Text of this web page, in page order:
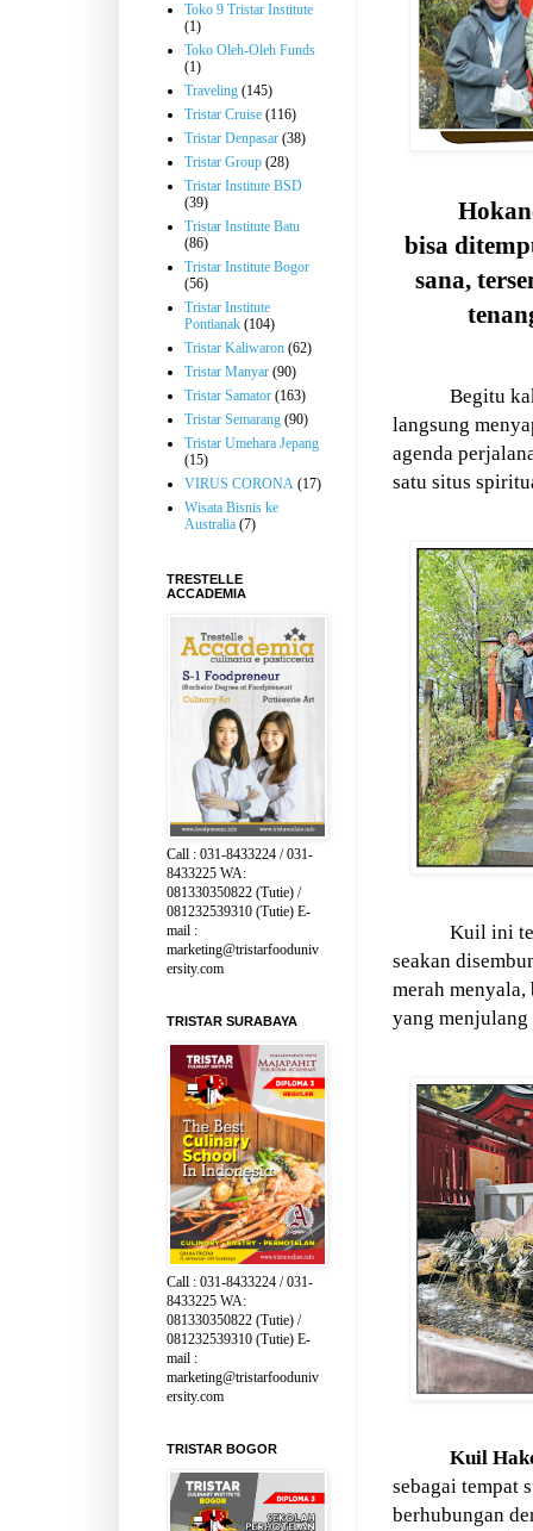
bisa
sana,
Begitu
langsung
agenda
satu situs
Kuil ini
seakan
merah
yang
Kuil
sebagai tempat
berhubungan
Toko 9 Tristar Institute
(1)
Toko Oleh-Oleh Funds
(1)
Traveling (145)
Tristar Cruise (116)
Tristar Denpasar (38)
Tristar Group (28)
Tristar Institute BSD
(39)
Tristar Institute Batu
(86)
Tristar Institute Bogor
(56)
Tristar Institute
Pontianak (104)
Tristar Kaliwaron (62)
Tristar Manyar (90)
Tristar Samator (163)
Tristar Semarang (90)
Tristar Umehara Jepang
(15)
VIRUS CORONA (17)
Wisata Bisnis ke
Australia (7)
TRESTELLE
ACCADEMIA
Call : 031-8433224 / 031-
8433225 WA:
081330350822 (Tutie) /
081232539310 (Tutie) E-
mail :
marketing@tristarfooduniv
ersity.com
TRISTAR SURABAYA
Call : 031-8433224 / 031-
8433225 WA:
081330350822 (Tutie) /
081232539310 (Tutie) E-
mail :
marketing@tristarfooduniv
ersity.com
TRISTAR BOGOR